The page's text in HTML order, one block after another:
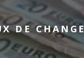
DE CHANGE